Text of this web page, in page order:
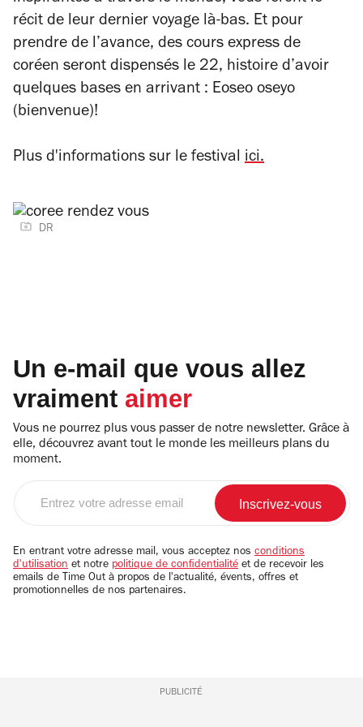
récit de leur dernier voyage là-bas. Et pour
prendre de l’avance, des cours express de
coréen seront dispensés le 22, histoire d’avoir
quelques bases en arrivant : Eoseo oseyo
(bienvenue)!
Plus d'informations sur le festival ici.
DR
Un e-mail que vous allez
vraiment aimer
Vous ne pourrez plus vous passer de notre newsletter. Grâce à
elle, découvrez avant tout le monde les meilleurs plans du
moment.
email
En entrant votre adresse mail, vous acceptez nos conditions
d'utilisation et notre politique de confidentialité et de recevoir les
emails de Time Out à propos de l'actualité, évents, offres et
promotionnelles de nos partenaires.
PUBLICITÉ